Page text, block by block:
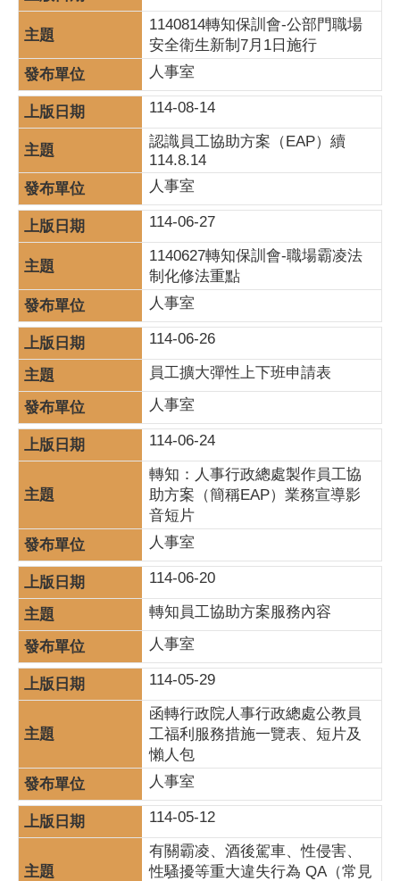
1140814轉知保訓會-公部門職場
安全衛生新制7月1日施行
人事室
114-08-14
認識員工協助方案（EAP）續
114.8.14
人事室
114-06-27
1140627轉知保訓會-職場霸凌法
制化修法重點
人事室
114-06-26
員工擴大彈性上下班申請表
人事室
114-06-24
轉知：人事行政總處製作員工協
助方案（簡稱EAP）業務宣導影
音短片
人事室
114-06-20
轉知員工協助方案服務內容
人事室
114-05-29
函轉行政院人事行政總處公教員
工福利服務措施一覽表、短片及
懶人包
人事室
114-05-12
有關霸凌、酒後駕車、性侵害、
性騷擾等重大違失行為 QA（常見